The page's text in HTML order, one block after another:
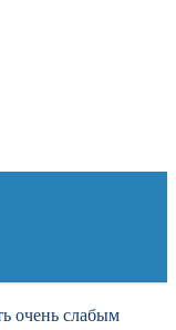
очень слабым